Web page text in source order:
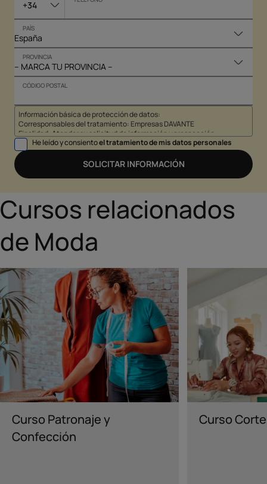
+34
PAÍS
PROVINCIA
CÓDIGO POSTAL
Información básica de protección de datos:
Corresponsables del tratamiento: Empresas DAVANTE
Finalidad: Atender su solicitud de información y prospección
comercial
Derechos: Puede acceder, rectificar y suprimir sus datos, así como
otros derechos tal y como se explica en nuestrapolítica de
He leído y consientoel tratamiento de mis datos personales
SOLICITAR INFORMACIÓN
Cursos relacionados
de Moda
MODA
Curso Patronaje y
Confección
Curso